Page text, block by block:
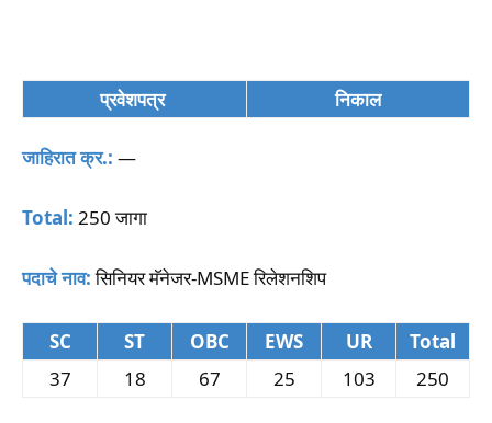
प्रवेशपत्र निकाल
जाहिरात क्र.: —
Total: 250 जागा
पदाचे नाव:सिनियर मॅनेजर-MSME रिलेशनशिप
SC ST OBC EWS UR
Total
37
18 67 25 103 250